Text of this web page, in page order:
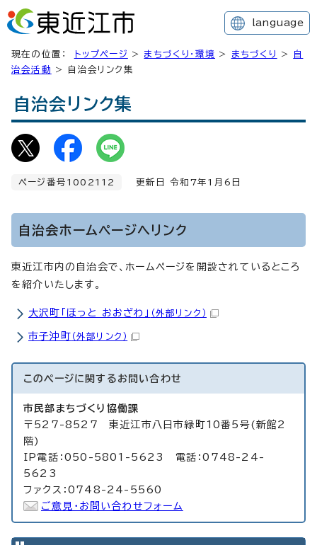
language
現在の位置： トップページ > まちづくり・環境 > まちづくり >
自
治会活動
> 自治会リンク集
自治会リンク集
ページ番号1002112 更新日 令和7年1月6日
自治会ホームページへリンク
東近江市内の自治会で、ホームページを開設されているところ
を紹介いたします。
大沢町「ほっと おおざわ」 （外部リンク）
市子沖町 （外部リンク）
このページに関する お問い合わせ
市民部まちづくり協働課
〒527-8527 東近江市八日市緑町10番5号(新館2
階)
IP電話：050-5801-5623 電話：0748-24-
5623
ファクス：0748-24-5560
ご意見・お問い合わせフォーム